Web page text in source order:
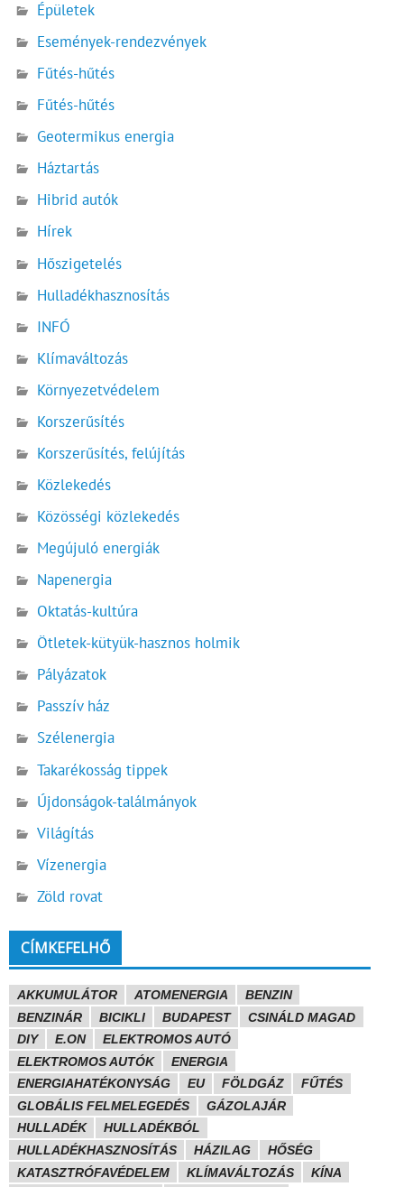
Épületek
Események-rendezvények
Fűtés-hűtés
Fűtés-hűtés
Geotermikus energia
Háztartás
Hibrid autók
Hírek
Hőszigetelés
Hulladékhasznosítás
INFÓ
Klímaváltozás
Környezetvédelem
Korszerűsítés
Korszerűsítés, felújítás
Közlekedés
Közösségi közlekedés
Megújuló energiák
Napenergia
Oktatás-kultúra
Ötletek-kütyük-hasznos holmik
Pályázatok
Passzív ház
Szélenergia
Takarékosság tippek
Újdonságok-találmányok
Világítás
Vízenergia
Zöld rovat
CÍMKEFELHŐ
AKKUMULÁTOR ATOMENERGIA
BENZIN
BENZINÁR
BICIKLI BUDAPEST
CSINÁLD MAGAD
DIY
E.ON
ELEKTROMOS AUTÓ
ELEKTROMOS AUTÓK
ENERGIA
ENERGIAHATÉKONYSÁG
EU FÖLDGÁZ
FŰTÉS
GLOBÁLIS FELMELEGEDÉS
GÁZOLAJÁR
HULLADÉK
HULLADÉKBÓL
HULLADÉKHASZNOSÍTÁS
HÁZILAG
HŐSÉG
KATASZTRÓFAVÉDELEM
KLÍMAVÁLTOZÁS
KÍNA